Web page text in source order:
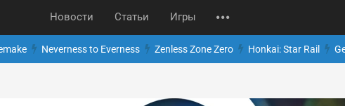
Новости Статьи Игры
Neverness to Everness Zenless Zone Zero Honkai: Star Rail